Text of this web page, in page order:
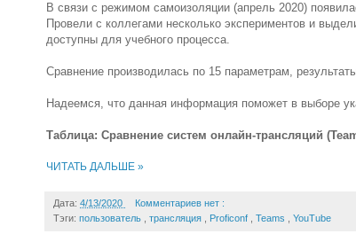
В связи с режимом самоизоляции (апрель 2020)
Провели с коллегами несколько экспериментов и
доступны для учебного процесса.
Сравнение производилась по 15 параметрам,
Надеемся, что данная информация поможет в выборе
Таблица: Сравнение систем онлайн-трансляций
ЧИТАТЬ ДАЛЬШЕ »
Дата: 4/13/2020
Комментариев нет :
Тэги: пользователь трансляция Proficonf Teams YouTube